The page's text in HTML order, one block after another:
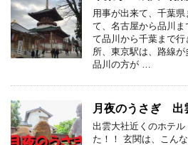
用事が出来て、千葉
て、名古屋から品川
て品川から千葉まで
所、東京駅は、路線が
品川の方が …
月夜のうさぎ 出
出雲大社近くのホテ
た！！ 玄関は、こん